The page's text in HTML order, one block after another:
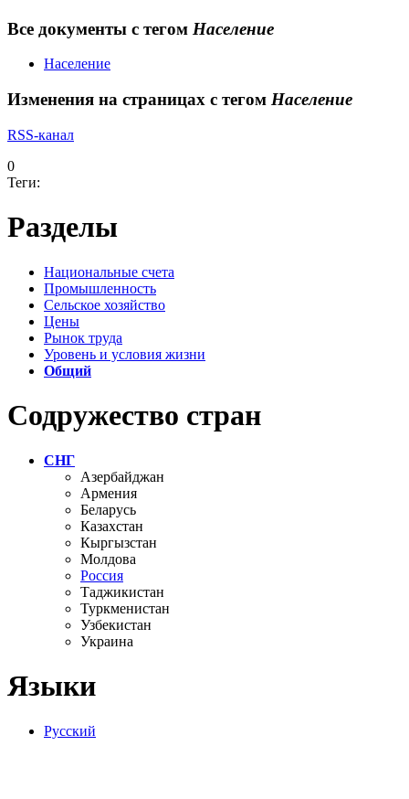
Все документы с тегом Население
Население
Изменения на страницах с тегом Население
RSS-канал
0
Теги:
Разделы
Национальные счета
Промышленность
Сельское хозяйство
Цены
Рынок труда
Уровень и условия жизни
Общий
Содружество стран
СНГ
Азербайджан
Армения
Беларусь
Казахстан
Кыргызстан
Молдова
Россия
Таджикистан
Туркменистан
Узбекистан
Украина
Языки
Русский